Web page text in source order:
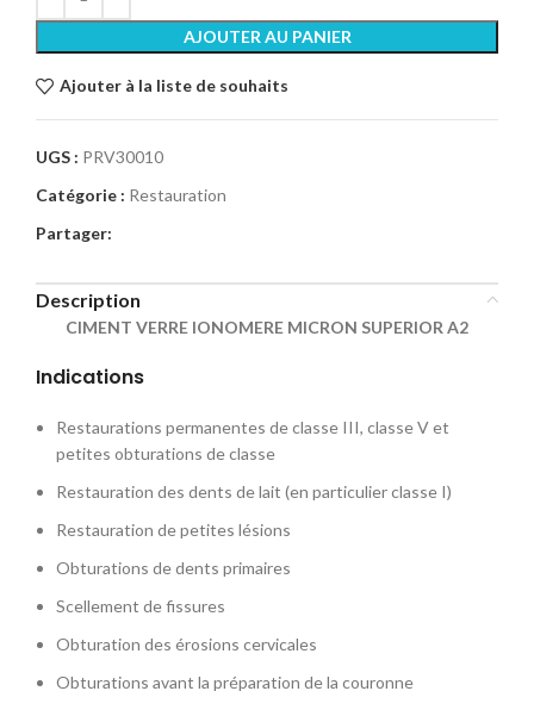
AJOUTER AU PANIER
Ajouter à la liste de souhaits
UGS : PRV30010
Catégorie : Restauration
Partager:
Description
CIMENT VERRE IONOMERE MICRON SUPERIOR A2
Indications
Restaurations permanentes de classe III, classe V et
petites obturations de classe
Restauration des dents de lait (en particulier classe I)
Restauration de petites lésions
Obturations de dents primaires
Scellement de fissures
Obturation des érosions cervicales
Obturations avant la préparation de la couronne